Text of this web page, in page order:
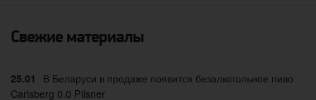
Свежие материалы
25.01
В Беларуси в продаже появится безалкогольное пиво
Carlsberg 0.0 Pilsner